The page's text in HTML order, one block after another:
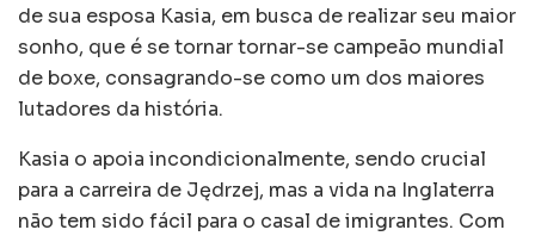
de sua esposa Kasia, em busca de realizar seu maior
sonho, que é se tornar tornar-se campeão mundial
de boxe, consagrando-se como um dos maiores
lutadores da história.
Kasia o apoia incondicionalmente, sendo crucial
para a carreira de Jędrzej, mas a vida na Inglaterra
não tem sido fácil para o casal de imigrantes. Com